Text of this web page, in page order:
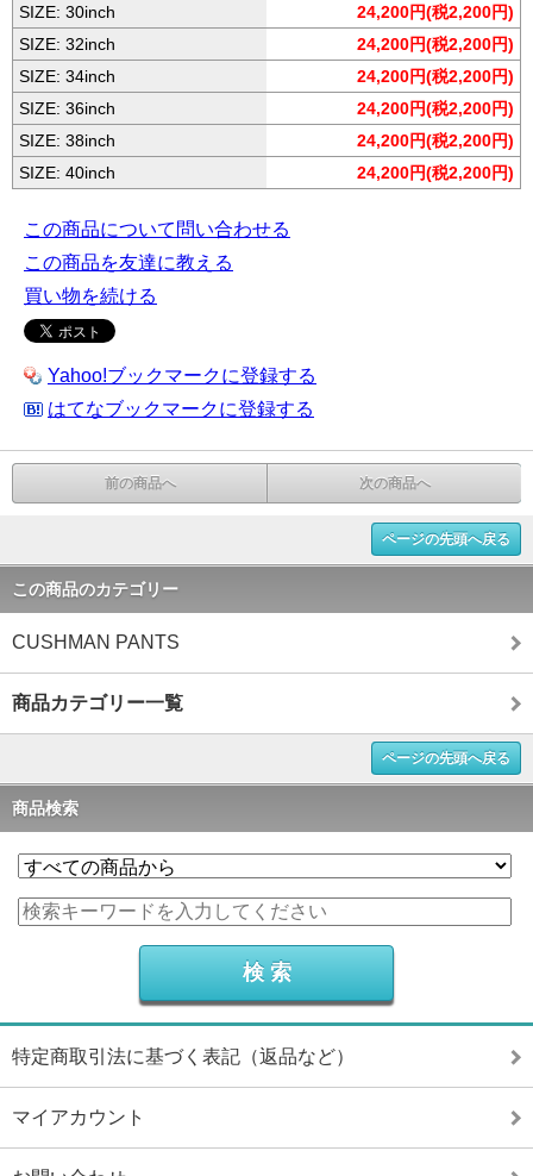
SIZE: 30inch
24,200円(税2,200円)
SIZE: 32inch
24,200円(税2,200円)
SIZE: 34inch
24,200円(税2,200円)
SIZE: 36inch
24,200円(税2,200円)
SIZE: 38inch
24,200円(税2,200円)
SIZE: 40inch
24,200円(税2,200円)
この商品について問い合わせる
この商品を友達に教える
買い物を続ける
Yahoo!ブックマークに登録する
はてなブックマークに登録する
前の商品へ 次の商品へ
ページの先頭へ戻る
この商品のカテゴリー
CUSHMAN PANTS
商品カテゴリー一覧
ページの先頭へ戻る
商品検索
特定商取引法に基づく表記（返品など）
マイアカウント